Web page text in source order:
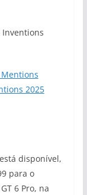
Mentions
2025
disponível,
para o
6 Pro, na